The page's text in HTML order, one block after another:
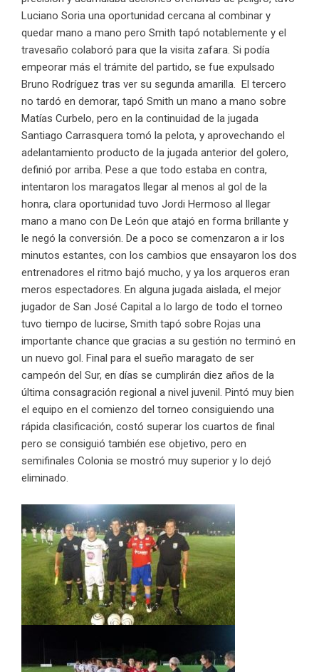
Luciano Soria una oportunidad cercana al combinar y
quedar mano a mano pero Smith tapó notablemente y el
travesaño colaboró para que la visita zafara. Si podía
empeorar más el trámite del partido, se fue expulsado
Bruno Rodríguez tras ver su segunda amarilla. El tercero
no tardó en demorar, tapó Smith un mano a mano sobre
Matías Curbelo, pero en la continuidad de la jugada
Santiago Carrasquera tomó la pelota, y aprovechando el
adelantamiento producto de la jugada anterior del golero,
definió por arriba. Pese a que todo estaba en contra,
intentaron los maragatos llegar al menos al gol de la
honra, clara oportunidad tuvo Jordi Hermoso al llegar
mano a mano con De León que atajó en forma brillante y
le negó la conversión. De a poco se comenzaron a ir los
minutos estantes, con los cambios que ensayaron los dos
entrenadores el ritmo bajó mucho, y ya los arqueros eran
meros espectadores. En alguna jugada aislada, el mejor
jugador de San José Capital a lo largo de todo el torneo
tuvo tiempo de lucirse, Smith tapó sobre Rojas una
importante chance que gracias a su gestión no terminó en
un nuevo gol. Final para el sueño maragato de ser
campeón del Sur, en días se cumplirán diez años de la
última consagración regional a nivel juvenil. Pintó muy bien
el equipo en el comienzo del torneo consiguiendo una
rápida clasificación, costó superar los cuartos de final
pero se consiguió también ese objetivo, pero en
semifinales Colonia se mostró muy superior y lo dejó
eliminado.